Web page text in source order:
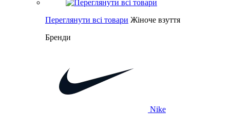
Переглянути всі товари Жіноче взуття
Бренди
Nike